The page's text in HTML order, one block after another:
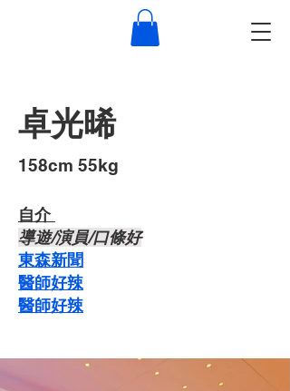
卓光晞
​158cm 55kg
自介 ​
導遊/演員/口條好
東森新聞
醫師好辣
醫師好辣